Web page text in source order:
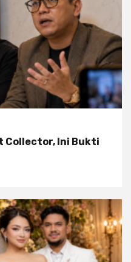
Collector, Ini Bukti